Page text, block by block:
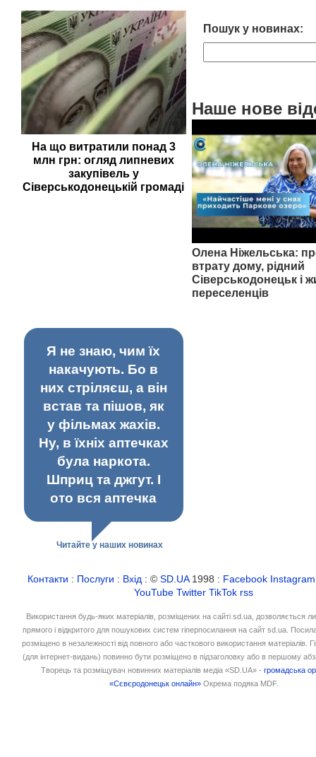
На що витратили понад 3
млн грн: огляд липневих
закупівель у
Сіверськодонецькій громаді
Пошук у новинах:
Наше нове
Олена Ніжельська:
втрату дому, рідний
Сіверськодонецьк і
переселенців
Я не знаю, чим їх
накачують. Бо в
них стріляєш, а він
встав та пішов, як
у фільмах жахів.
Ну, в їхніх аптечках
була наркота.
Шприц та джгут. І
ото вся аптечка
Читайте у наших новинах
Контакти : Послуги : Вхід : ©SD.UA1998 : Facebook Instagram
YouTube Twitter TikTok rss
Використання будь-яких матеріалів, розміщених на сайті sd.ua, дозволяється
прямого і відкритого для пошукових систем гіперпосилання на сайт sd.ua.
розміщено в незалежності від повного або часткового використання матеріалів.
(для інтернет-видань) повинно бути розміщено в підзаголовку або в першому
Творець та розміщувач новинних матеріалів медіа «SD.UA» -громадська
«Сєвєродонецьк онлайн» Окрема подяка MDF.